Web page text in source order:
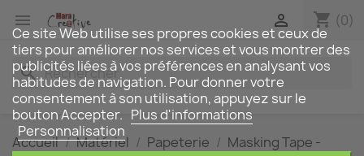
 shopping_cart (0)

search
Accueil Matériel Papeterie
Masking Tape -
Ce site Web utilise ses propres cookies et ceux de
tiers pour améliorer nos services et vous montrer des
publicités liées à vos préférences en analysant vos
habitudes de navigation. Pour donner votre
consentement à son utilisation, appuyez sur le
bouton Accepter. Plus d'informations
Personnalisation